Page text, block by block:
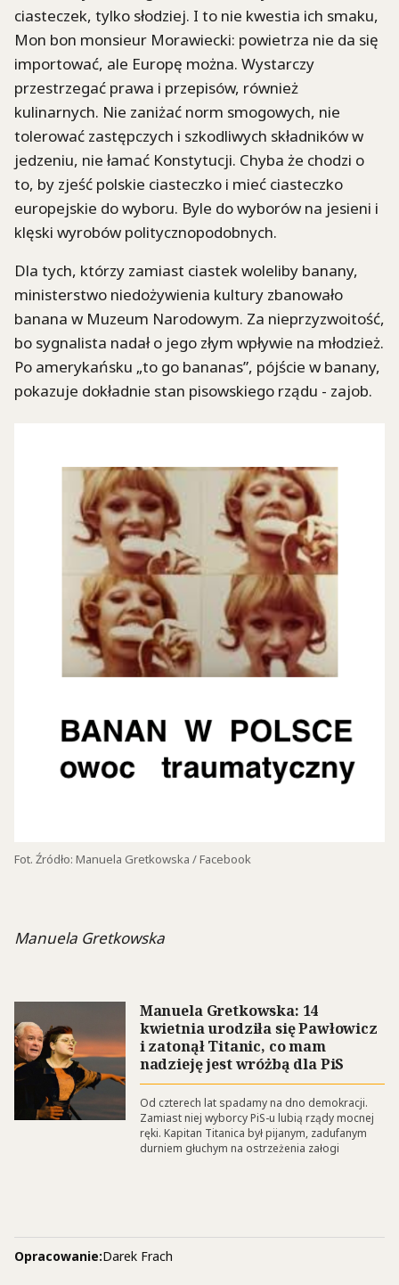
ciasteczek, tylko słodziej. I to nie kwestia ich smaku,
Mon bon monsieur Morawiecki: powietrza nie da się
importować, ale Europę można. Wystarczy
przestrzegać prawa i przepisów, również
kulinarnych. Nie zaniżać norm smogowych, nie
tolerować zastępczych i szkodliwych składników w
jedzeniu, nie łamać Konstytucji. Chyba że chodzi o
to, by zjeść polskie ciasteczko i mieć ciasteczko
europejskie do wyboru. Byle do wyborów na jesieni i
klęski wyrobów politycznopodobnych.
Dla tych, którzy zamiast ciastek woleliby banany,
ministerstwo niedożywienia kultury zbanowało
banana w Muzeum Narodowym. Za nieprzyzwoitość,
bo sygnalista nadał o jego złym wpływie na młodzież.
Po amerykańsku „to go bananas”, pójście w banany,
pokazuje dokładnie stan pisowskiego rządu - zajob.
Fot. Źródło: Manuela Gretkowska / Facebook
Manuela Gretkowska
Manuela Gretkowska: 14
kwietnia urodziła się Pawłowicz
i zatonął Titanic, co mam
nadzieję jest wróżbą dla PiS
Od czterech lat spadamy na dno demokracji.
Zamiast niej wyborcy PiS-u lubią rządy mocnej
ręki. Kapitan Titanica był pijanym, zadufanym
durniem głuchym na ostrzeżenia załogi
Opracowanie:Darek Frach